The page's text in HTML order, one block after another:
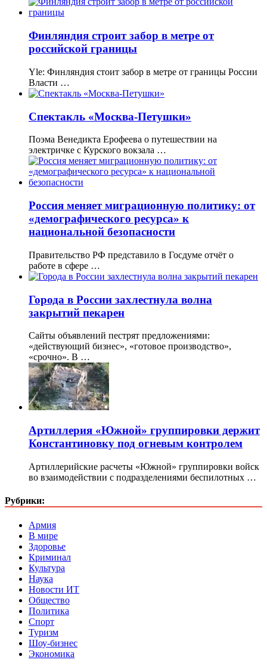
Финляндия строит забор в метре от
российской границы
Yle: Финляндия стоит забор в метре от границы России
Власти …
Спектакль «Москва-Петушки»
Поэма Венедикта Ерофеева о путешествии на
электричке с Курского вокзала …
Россия меняет миграционную политику: от
«демографического ресурса» к
национальной безопасности
Правительство РФ представило в Госдуме отчёт о
работе в сфере …
Города в России захлестнула волна
закрытий пекарен
Сайты объявлений пестрят предложениями:
«действующий бизнес», «готовое производство»,
«срочно». В …
Артиллерия «Южной» группировки держит
Константиновку под огневым контролем
Артиллерийские расчеты «Южной» группировки войск
во взаимодействии с подразделениями беспилотных …
Рубрики:
Армия
В мире
Здоровье
Криминал
Культура
Наука
Новости ИТ
Общество
Политика
Спорт
Туризм
Шоу-бизнес
Экономика